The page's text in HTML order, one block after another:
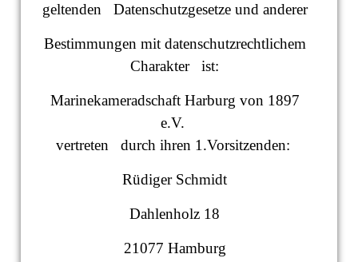
geltenden Datenschutzgesetze und anderer
Bestimmungen mit datenschutzrechtlichem
Charakter ist:
Marinekameradschaft Harburg von 1897
e.V.
vertreten durch ihren 1.Vorsitzenden:
Rüdiger Schmidt
Dahlenholz 18
21077 Hamburg